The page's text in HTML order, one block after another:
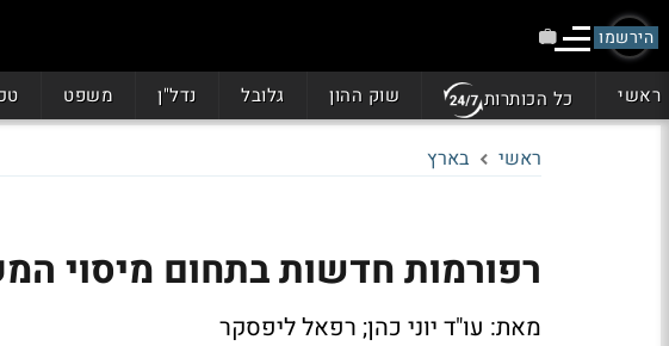
הירשמו
ראשי כל הכותרות שוק ההון גלובל נדל"ן משפט
ראשי בארץ
רפורמות חדשות בתחום מיסוי
מאת: עו"ד יוני כהן; רפאל ליפסקר